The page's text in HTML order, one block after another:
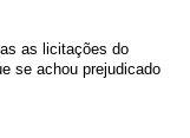
as licitações do
se achou prejudicado